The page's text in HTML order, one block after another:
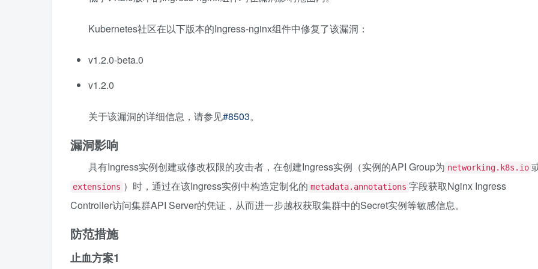
Kubernetes社区在以下版本的Ingress-nginx组件中修复了该漏洞：
v1.2.0-beta.0
v1.2.0
关于该漏洞的详细信息，请参见#8503。
漏洞影响
具有Ingress实例创建或修改权限的攻击者，在创建Ingress实例（实例的API Group为 networking.k8s.io
extensions ）时，通过在该Ingress实例中构造定制化的 metadata.annotations 字段获取Nginx Ingress
Controller访问集群API Server的凭证，从而进一步越权获取集群中的Secret实例等敏感信息。
防范措施
止血方案1